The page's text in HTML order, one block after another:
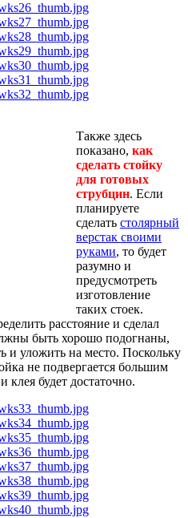
Также здесь
показано, как
сделать стойку
для готовых
струбцин. Если
планируете
сделать столярный
верстак своими
руками, то будет
разумно и
предусмотреть
изготовление
таких стоек.
расстояние и сделал
быть хорошо подогнаны,
и уложить на место. Поскольку
не подвергается большим
клея будет достаточно.